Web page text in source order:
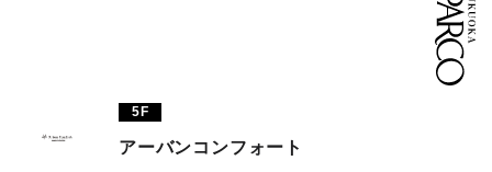
5F
アーバンコンフォート